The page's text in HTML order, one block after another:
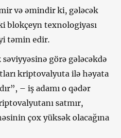
və əmindir ki, gələcək
blokçeyn texnologiyası
təmin edir.
görə gələcəkdə
kriptovalyuta ilə həyata
– iş adamı o qədər
satmır,
çox yüksək olacağına